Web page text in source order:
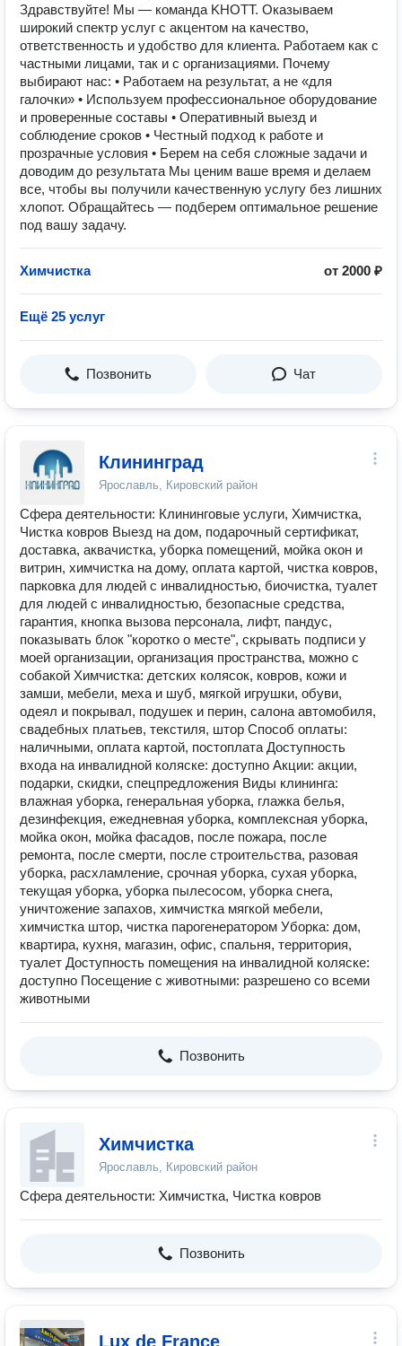
Здравствуйте! Мы — команда KHOTT. Оказываем
широкий спектр услуг с акцентом на качество,
ответственность и удобство для клиента. Работаем как с
частными лицами, так и с организациями. Почему
выбирают нас: • Работаем на результат, а не «для
галочки» • Используем профессиональное оборудование
и проверенные составы • Оперативный выезд и
соблюдение сроков • Честный подход к работе и
прозрачные условия • Берем на себя сложные задачи и
доводим до результата Мы ценим ваше время и делаем
все, чтобы вы получили качественную услугу без лишних
хлопот. Обращайтесь — подберем оптимальное решение
под вашу задачу.
Химчистка от 2000 ₽
Ещё 25 услуг
Позвонить Чат
Клининград
Ярославль, Кировский район
Сфера деятельности: Клининговые услуги, Химчистка,
Чистка ковров Выезд на дом, подарочный сертификат,
доставка, аквачистка, уборка помещений, мойка окон и
витрин, химчистка на дому, оплата картой, чистка ковров,
парковка для людей с инвалидностью, биочистка, туалет
для людей с инвалидностью, безопасные средства,
гарантия, кнопка вызова персонала, лифт, пандус,
показывать блок "коротко о месте", скрывать подписи у
моей организации, организация пространства, можно с
собакой Химчистка: детских колясок, ковров, кожи и
замши, мебели, меха и шуб, мягкой игрушки, обуви,
одеял и покрывал, подушек и перин, салона автомобиля,
свадебных платьев, текстиля, штор Способ оплаты:
наличными, оплата картой, постоплата Доступность
входа на инвалидной коляске: доступно Акции: акции,
подарки, скидки, спецпредложения Виды клининга:
влажная уборка, генеральная уборка, глажка белья,
дезинфекция, ежедневная уборка, комплексная уборка,
мойка окон, мойка фасадов, после пожара, после
ремонта, после смерти, после строительства, разовая
уборка, расхламление, срочная уборка, сухая уборка,
текущая уборка, уборка пылесосом, уборка снега,
уничтожение запахов, химчистка мягкой мебели,
химчистка штор, чистка парогенератором Уборка: дом,
квартира, кухня, магазин, офис, спальня, территория,
туалет Доступность помещения на инвалидной коляске:
доступно Посещение с животными: разрешено со всеми
животными
Позвонить
Химчистка
Ярославль, Кировский район
Сфера деятельности: Химчистка, Чистка ковров
Позвонить
Lux de France